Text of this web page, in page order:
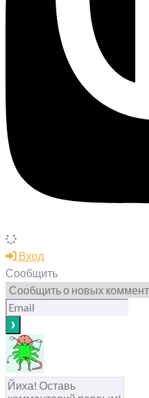
Вход
Сообщить